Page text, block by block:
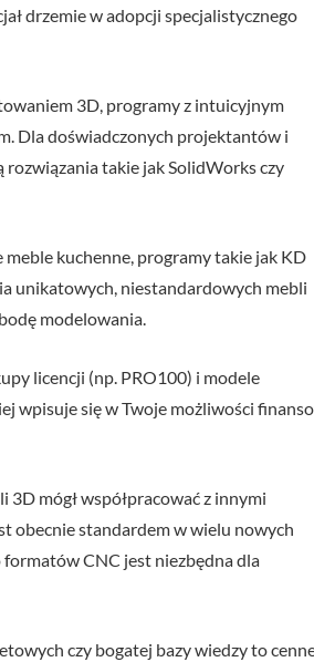
drzemie w adopcji specjalistycznego
3D, programy z intuicyjnym
Dla doświadczonych projektantów i
takie jak SolidWorks czy
meble kuchenne, programy takie jak KD
unikatowych, niestandardowych mebli
modelowania.
licencji (np. PRO100) i modele
wpisuje się w Twoje możliwości
mógł współpracować z innymi
obecnie standardem w wielu nowych
CNC jest niezbędna dla
czy bogatej bazy wiedzy to